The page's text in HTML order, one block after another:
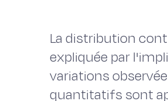
La distribution
expliquée par
variations
quantitatifs sont